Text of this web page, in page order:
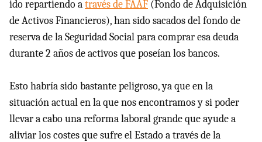
ido repartiendo através de FAAF (Fondo de Adquisición
de Activos Financieros), han sido sacados del fondo de
reserva de la Seguridad Social para comprar esa deuda
durante 2 años de activos que poseían los bancos.
Esto habría sido bastante peligroso, ya que en la
situación actual en la que nos encontramos y si poder
llevar a cabo una reforma laboral grande que ayude a
aliviar los costes que sufre el Estado a través de la